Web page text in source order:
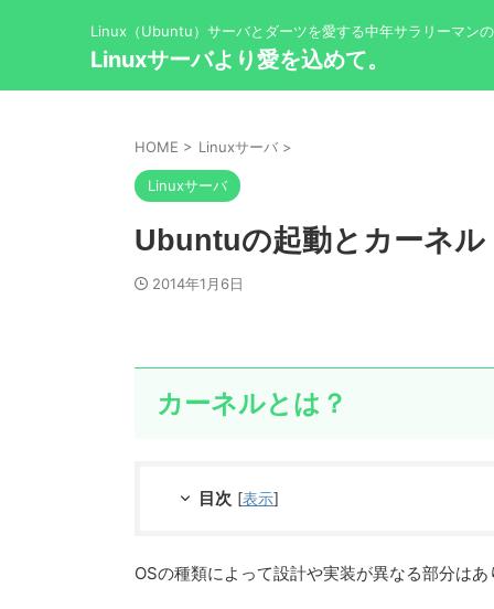
Linux（Ubuntu）サーバとダーツを愛する中年サラリーマン
Linuxサーバより愛を込めて。
HOME > Linuxサーバ >
Linuxサーバ
Ubuntuの起動とカーネル
2014年1月6日
カーネルとは？
目次 [表示]
OSの種類によって設計や実装が異なる部分は